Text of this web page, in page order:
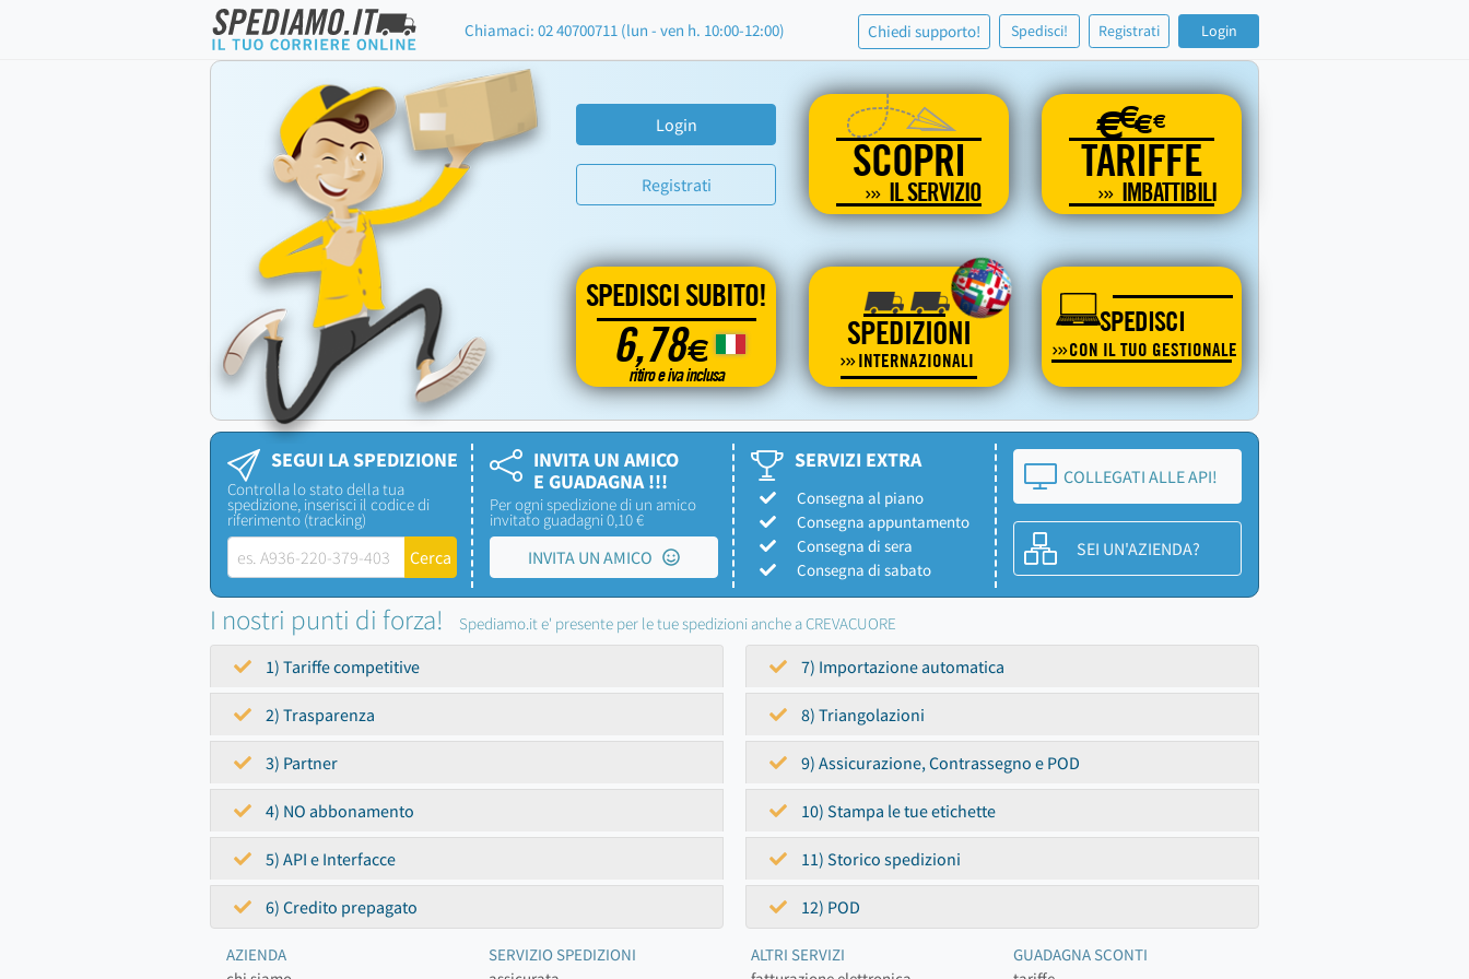
Chiamaci: 02 40700711 (lun - ven h. 10:00-12:00) Chiedi supporto! Spedisci! Registrati Login
Login
Registrati SCOPRI
IL SERVIZIO
€€€€
TARIFFE
IMBATTIBILI
SPEDISCI SUBITO!
6,78€
ritiro e iva inclusa
SPEDIZIONI
INTERNAZIONALI
SPEDISCI
CON IL TUO GESTIONALE
SEGUI LA SPEDIZIONE
Controlla lo stato della tua
spedizione, inserisci il codice di
riferimento (tracking)
INVITA UN AMICO
E GUADAGNA !!!
Per ogni spedizione di un amico
invitato guadagni 0,10 €
INVITA UN AMICO
SERVIZI EXTRA
Consegna al piano
Consegna appuntamento
Consegna di sera
Consegna di sabato
COLLEGATI ALLE API!
SEI UN'AZIENDA?
I nostri punti di forza! Spediamo.it e' presente per le tue spedizioni anche a CREVACUORE
1) Tariffe competitive
2) Trasparenza
3) Partner
4) NO abbonamento
5) API e Interfacce
6) Credito prepagato
7) Importazione automatica
8) Triangolazioni
9) Assicurazione, Contrassegno e POD
10) Stampa le tue etichette
11) Storico spedizioni
12) POD
AZIENDA
SERVIZIO SPEDIZIONI
ALTRI SERVIZI
GUADAGNA SCONTI